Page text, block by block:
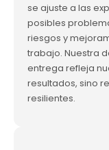
se ajuste a las
posibles
riesgos y
trabajo. Nuestra
entrega refleja
resultados, sino
resilientes.